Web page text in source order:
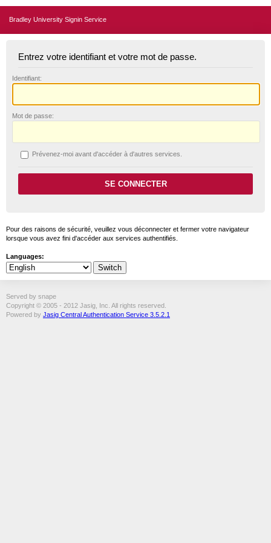
Bradley University Signin Service
Entrez votre identifiant et votre mot de passe.
Identifiant:
Mot de passe:
Prévenez-moi avant d'accéder à d'autres services.
Pour des raisons de sécurité, veuillez vous déconnecter et fermer votre navigateur
lorsque vous avez fini d'accéder aux services authentifiés.
Languages:
Served by snape
Copyright © 2005 - 2012 Jasig, Inc. All rights reserved.
Powered by Jasig Central Authentication Service 3.5.2.1